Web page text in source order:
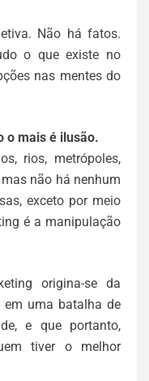
Não há fatos.
o que existe no
nas mentes do
o mais é ilusão.
rios, metrópoles,
não há nenhum
exceto por meio
é a manipulação
origina-se da
uma batalha de
e que portanto,
tiver o melhor